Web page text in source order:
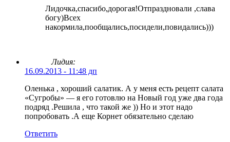
Лидочка,спасибо,дорогая!Отпраздновали ,слава
богу)Всех
накормила,пообщались,посидели,повидались)))
Лидия:
16.09.2013 - 11:48 дп
Оленька , хороший салатик. А у меня есть рецепт салата
«Сугробы» — я его готовлю на Новый год уже два года
подряд .Решила , что такой же )) Но и этот надо
попробовать .А еще Корнет обязательно сделаю
Ответить